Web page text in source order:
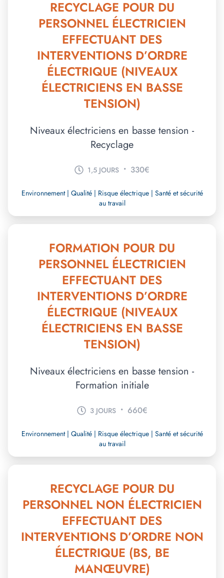
RECYCLAGE POUR DU
PERSONNEL ÉLECTRICIEN
EFFECTUANT DES
INTERVENTIONS D’ORDRE
ÉLECTRIQUE (NIVEAUX
ÉLECTRICIENS EN BASSE
TENSION)
Niveaux électriciens en basse tension -
Recyclage
1,5 JOURS • 330€
Environnement | Qualité | Risque électrique | Santé et sécurité
au travail
FORMATION POUR DU
PERSONNEL ÉLECTRICIEN
EFFECTUANT DES
INTERVENTIONS D’ORDRE
ÉLECTRIQUE (NIVEAUX
ÉLECTRICIENS EN BASSE
TENSION)
Niveaux électriciens en basse tension -
Formation initiale
3 JOURS • 660€
Environnement | Qualité | Risque électrique | Santé et sécurité
au travail
RECYCLAGE POUR DU
PERSONNEL NON ÉLECTRICIEN
EFFECTUANT DES
INTERVENTIONS D’ORDRE NON
ÉLECTRIQUE (BS, BE
MANŒUVRE)